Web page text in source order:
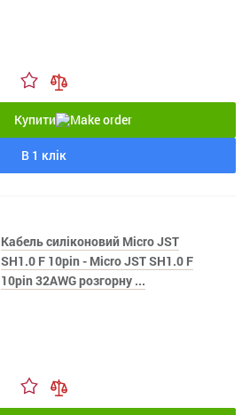
Купити
В 1 клік
Кабель силіконовий Micro JST
SH1.0 F 10pin - Micro JST SH1.0 F
10pin 32AWG розгорну ...